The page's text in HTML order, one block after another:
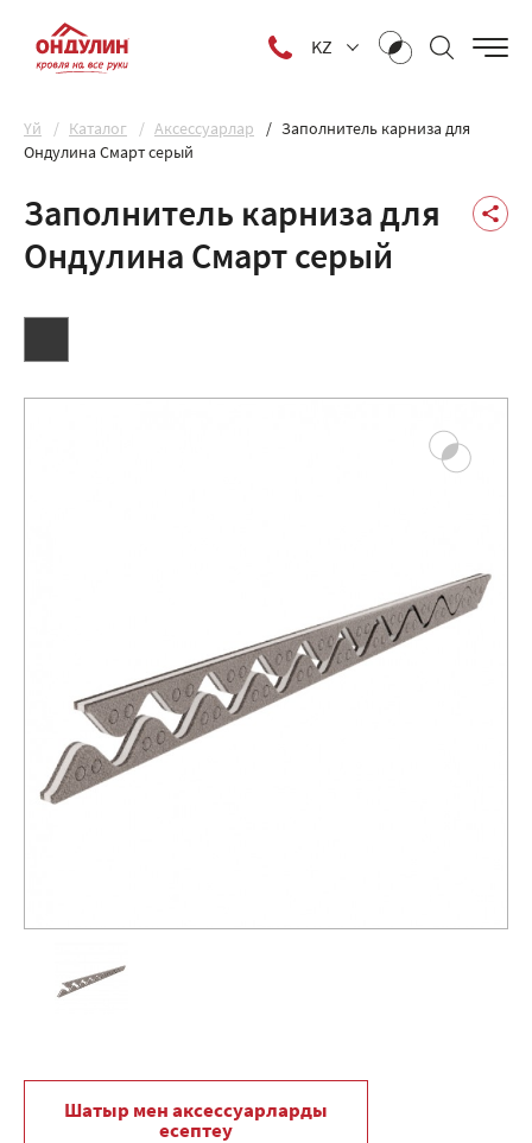
KZ
Yй Каталог Аксессуарлар
Заполнитель карниза для
Ондулина Смарт серый
Заполнитель карниза для
Ондулина Смарт серый
Шатыр мен аксессуарларды
есептеу